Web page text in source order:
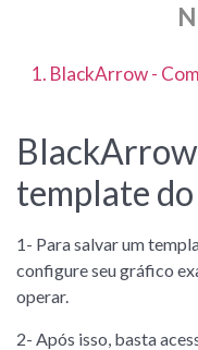
1. BlackArrow -
template
1- Para salvar um
configure seu gráfico
operar.
2- Após isso, basta